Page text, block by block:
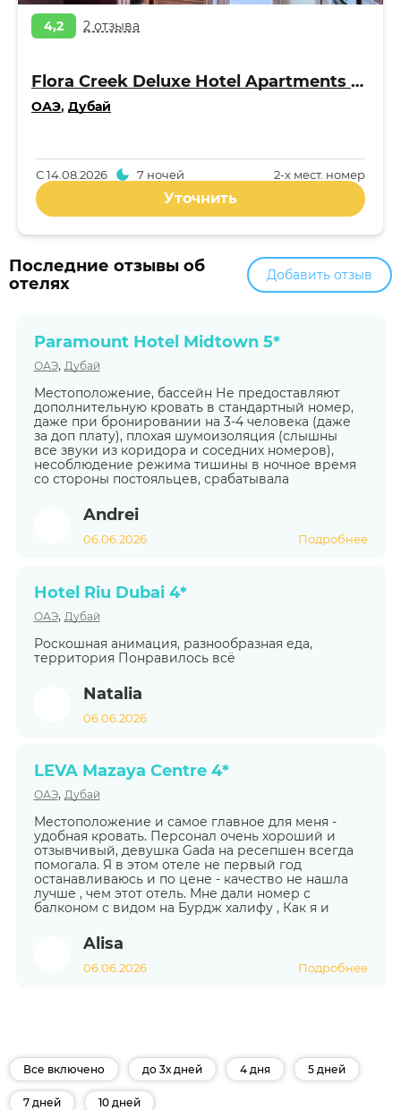
4,2 2 отзыва
Flora Creek Deluxe Hotel Apartments Apart 4*
ОАЭ, Дубай
2-x мест. номер
С14.08.2026 7 ночей
Уточнить
Последние отзывы об
отелях
Добавить отзыв
Paramount Hotel Midtown 5*
ОАЭ, Дубай
Местоположение, бассейн Не предоставляют
дополнительную кровать в стандартный номер,
даже при бронировании на 3-4 человека (даже
за доп плату), плохая шумоизоляция (слышны
все звуки из коридора и соседних номеров),
несоблюдение режима тишины в ночное время
со стороны постояльцев, срабатывала
Andrei
06.06.2026 Подробнее
Hotel Riu Dubai 4*
ОАЭ, Дубай
Роскошная анимация, разнообразная еда,
территория Понравилось всё
Natalia
06.06.2026
LEVA Mazaya Centre 4*
ОАЭ, Дубай
Местоположение и самое главное для меня -
удобная кровать. Персонал очень хороший и
отзывчивый, девушка Gada на ресепшен всегда
помогала. Я в этом отеле не первый год
останавливаюсь и по цене - качество не нашла
лучше , чем этот отель. Мне дали номер с
балконом с видом на Бурдж халифу , Как я и
Alisa
06.06.2026 Подробнее
Все включено до 3х дней 4 дня 5 дней
7 дней 10 дней